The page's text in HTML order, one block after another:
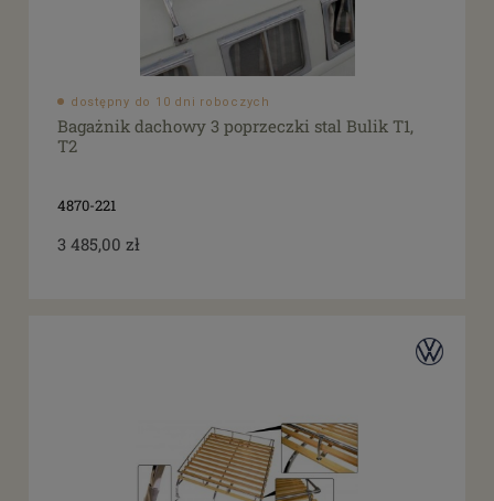
dostępny do 10 dni roboczych
Bagażnik dachowy 3 poprzeczki stal Bulik T1,
T2
4870-221
3 485,00 zł